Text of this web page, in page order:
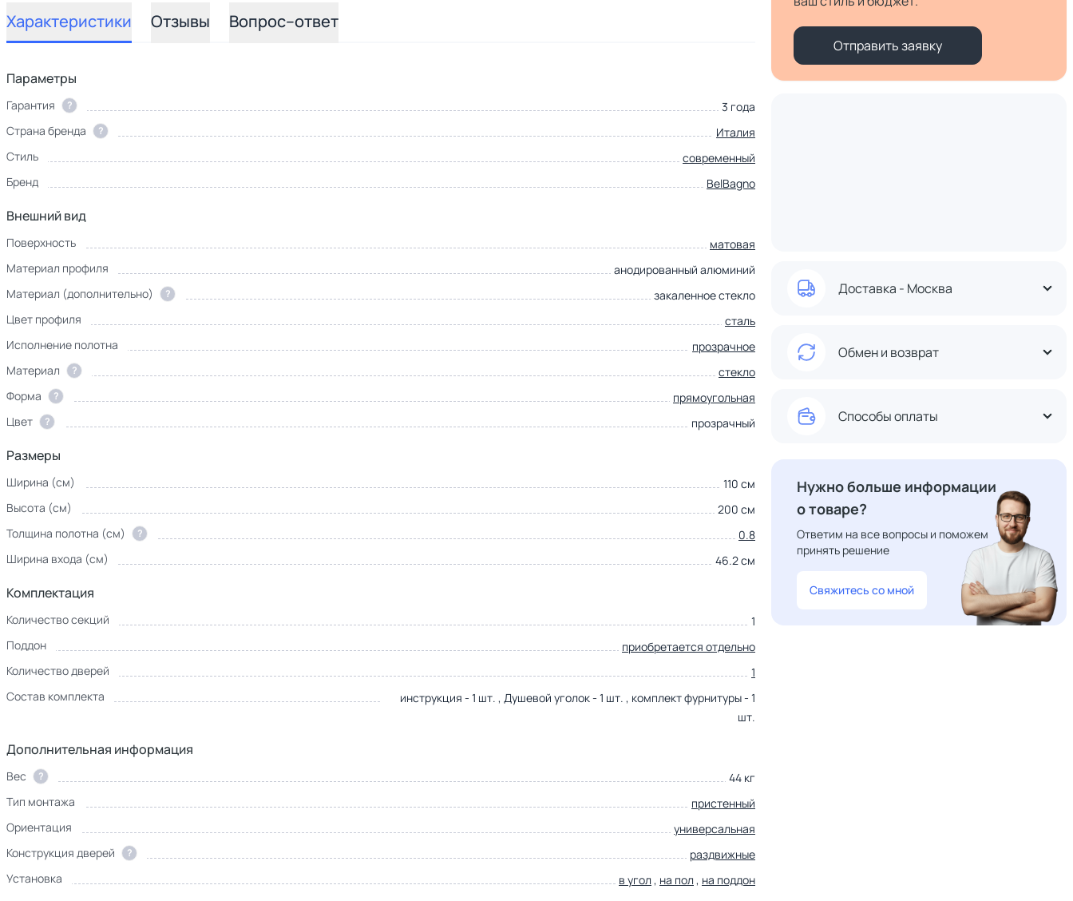
Характеристики Отзывы Вопрос–ответ
Параметры
Гарантия ?
3 года
Страна бренда
?
Италия
Стиль
современный
Бренд
BelBagno
Внешний вид
Поверхность
матовая
Материал профиля
анодированный алюминий
Материал (дополнительно)
?
закаленное стекло
Цвет профиля
сталь
Исполнение полотна
прозрачное
Материал
?
стекло
Форма
?
прямоугольная
Цвет
? прозрачный
Размеры
Ширина (см)
110 см
Высота (см)
200 см
Толщина полотна (см)
?
0.8
Ширина входа (см)
46.2 см
Комплектация
Количество секций
1
Поддон
приобретается отдельно
Количество дверей
1
Состав комплекта
инструкция - 1 шт. , Душевой уголок - 1 шт. , комплект фурнитуры - 1
шт.
Дополнительная информация
Вес ?
44 кг
Тип монтажа
пристенный
Ориентация
универсальная
Конструкция дверей
?
раздвижные
Установка
в угол , на пол , на поддон
Отправить заявку
Доставка - Москва
Обмен и возврат
Способы оплаты
Нужно больше информации
о товаре?
Ответим на все вопросы и поможем
принять решение
Свяжитесь со мной